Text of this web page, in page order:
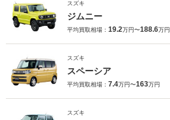
スズキ
ジムニー
平均買取相場： 19.2万円〜188.6万円
スズキ
スペーシア
平均買取相場： 7.4万円〜163万円
スズキ